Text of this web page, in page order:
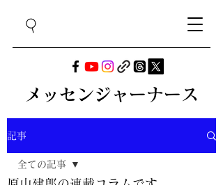
メッセンジャーナース
記事
全ての記事